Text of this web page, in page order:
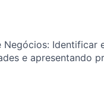
Identificar
e apresentando